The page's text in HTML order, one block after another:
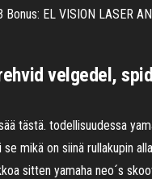
EL VISION LASER
velgedel,
tästä. todellisuudessa
mikä on siinä rullakupin
sitten yamaha neo´s